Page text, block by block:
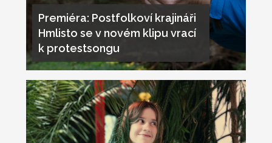
Premiéra: Postfolkoví krajináři
Hmlisto se v novém klipu vrací
k protestsongu